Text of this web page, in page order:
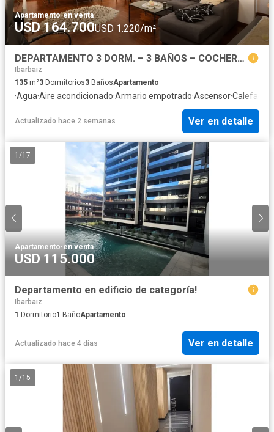
Apartamento·en venta
USD 164.700USD 1.220/m²
DEPARTAMENTO 3 DORM. – 3 BAÑOS – COCHERA– FRENTE- NUEVA CÓRDOBA
Ibarbaiz
135 m²3 Dormitorios3 BañosApartamento
·Agua·Aire acondicionado·Armario empotrado·Ascensor·
Actualizado hace 2 semanas Ver en detalle
1 /17
Apartamento·en venta
USD 115.000
Departamento en edificio de categoría!
Ibarbaiz
1 Dormitorio1 BañoApartamento
Actualizado hace 4 días Ver en detalle
1 /15